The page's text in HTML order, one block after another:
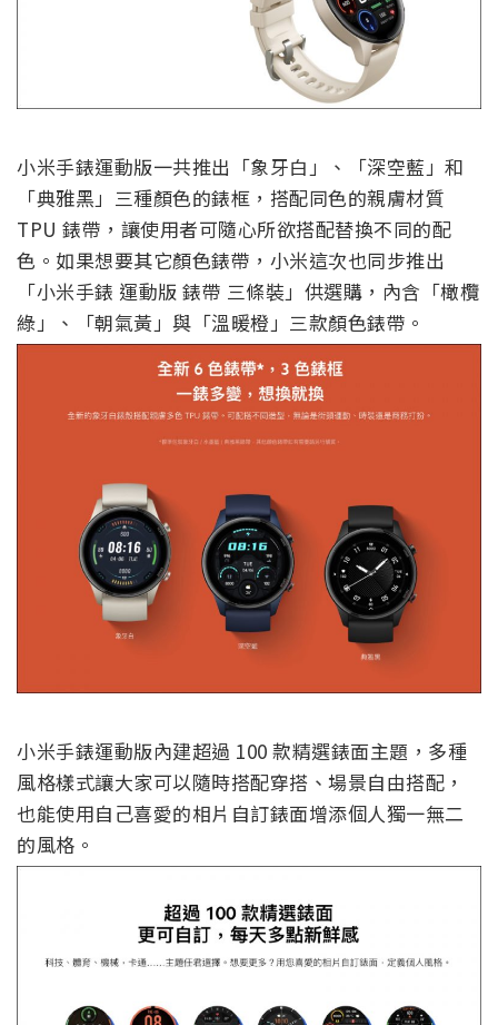
小米手錶運動版一共推出「象牙白」、「深空藍」和
「典雅黑」三種顏色的錶框，搭配同色的親膚材質
TPU 錶帶，讓使用者可隨心所欲搭配替換不同的配
色。如果想要其它顏色錶帶，小米這次也同步推出
「小米手錶 運動版 錶帶 三條裝」供選購，內含「橄欖
綠」、「朝氣黃」與「溫暖橙」三款顏色錶帶。
小米手錶運動版內建超過 100 款精選錶面主題，多種
風格樣式讓大家可以隨時搭配穿搭、場景自由搭配，
也能使用自己喜愛的相片自訂錶面增添個人獨一無二
的風格。